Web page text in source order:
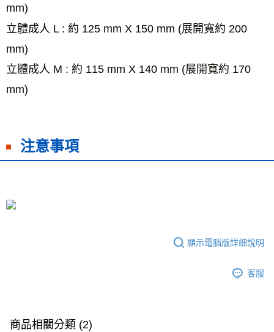
mm)
立體成人 L : 約 125 mm X 150 mm (展開寬約 200
mm)
立體成人 M : 約 115 mm X 140 mm (展開寬約 170
mm)
注意事項
顯示電腦版詳細說明
客服
商品相關分類 (2)